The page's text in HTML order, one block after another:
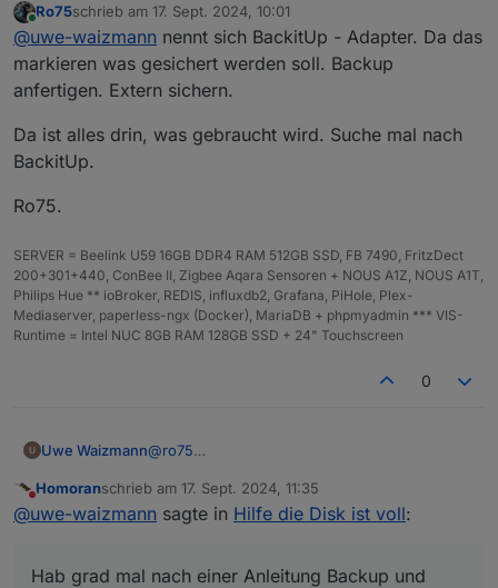
Hab grad mal nach einer Anleitung Backup und
Restore gesucht, finde aber nichts hier im
Forum.
Gibt es so etwas?
Was genau wird bei einem Backup gesichert?
Was muss ich bei Neuinstallation alles selbst
installieren?
Adapter? Adapter Einstellungen?
Datenpunkte?
gesichert
Ro75schrieb am 17. Sept. 2024, 10:01
zuletzt editiert von
@uwe-waizmann nennt sich BackitUp - Adapter. Da das
markieren was gesichert werden soll. Backup
anfertigen. Extern sichern.
Da ist alles drin, was gebraucht wird. Suche mal nach
BackitUp.
Ro75.
SERVER = Beelink U59 16GB DDR4 RAM 512GB SSD, FB 7490, FritzDect
200+301+440, ConBee II, Zigbee Aqara Sensoren + NOUS A1Z, NOUS A1T,
Philips Hue ** ioBroker, REDIS, influxdb2, Grafana, PiHole, Plex-
Mediaserver, paperless-ngx (Docker), MariaDB + phpmyadmin *** VIS-
Runtime = Intel NUC 8GB RAM 128GB SSD + 24" Touchscreen
0
Uwe Waizmann@ro75
Hab grad mal nach einer Anleitung Backup und
Restore gesucht, finde aber nichts hier im
Was genau wird bei einem Backup gesichert?
Was muss ich bei Neuinstallation alles selbst
Datenpunkte?
Nicht stören
Homoranschrieb am 17. Sept. 2024, 11:35
zuletzt editiert von
@uwe-waizmann sagte in Hilfe die Disk ist voll:
Hab grad mal nach einer Anleitung Backup und